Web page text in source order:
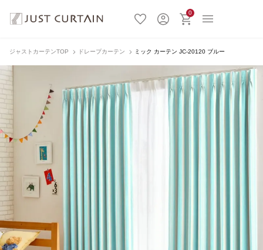
0
ジャストカーテンTOP ドレープカーテン ミック カーテン JC-20120 ブルー